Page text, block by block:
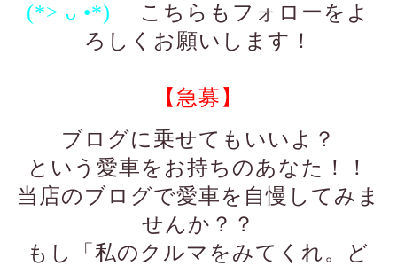
(*> ᴗ •*)ゞ
こちらもフォローをよ
ろしくお願いします！
【急募】
ブログに乗せてもいいよ？
という愛車をお持ちのあなた！！
当店のブログで愛車を自慢してみま
せんか？？
もし「私のクルマをみてくれ。ど